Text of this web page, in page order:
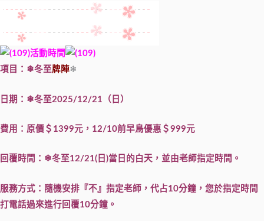
活動時間
項目：❄冬至牌陣❄
日期：❄冬至2025/12/21（日）
費用：原價＄1399元，12/10前早鳥優惠＄999元
回覆時間：❄冬至12/21(日)當日的白天，並由老師指定時間。
服務方式：隨機安排『不』指定老師，代占10分鐘，您於指定時間
打電話過來進行回覆10分鐘。